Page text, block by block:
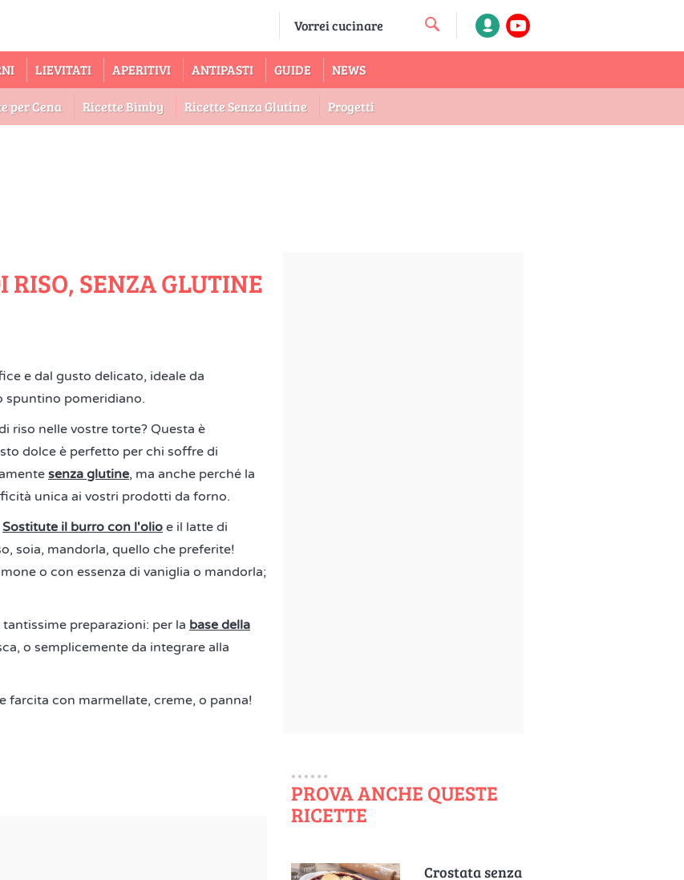
LIEVITATI APERITIVI ANTIPASTI GUIDE NEWS
per Cena Ricette Bimby Ricette Senza Glutine Progetti
RISO, SENZA GLUTINE
e dal gusto delicato, ideale da
spuntino pomeridiano.
riso nelle vostre torte? Questa è
dolce è perfetto per chi soffre di
senza glutine, ma anche perché la
unica ai vostri prodotti da forno.
Sostitute il burro con l'olio e il latte di
soia, mandorla, quello che preferite!
o con essenza di vaniglia o mandorla;
preparazioni: per la base della
o semplicemente da integrare alla
farcita con marmellate, creme, o panna!
PROVA ANCHE QUESTE
RICETTE
Crostata senza